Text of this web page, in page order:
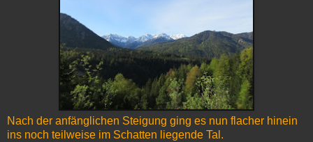
Nach der anfänglichen Steigung ging es nun flacher hinein
ins noch teilweise im Schatten liegende Tal.